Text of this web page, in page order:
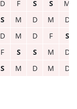
D F S S
M
S M D M
D
D M D F
S
F S S M
D
S M D M
D